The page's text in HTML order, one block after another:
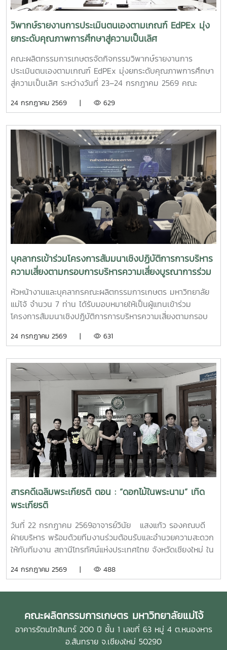
วิพากษ์รายงานการประเมินตนเองตามเกณฑ์ EdPEx มุ่ง
ยกระดับคุณภาพการศึกษาสู่ความเป็นเลิศ
คณะผลิตกรรมการเกษตรจัดกิจกรรมวิพากษ์รายงานการ
ประเมินตนเองตามเกณฑ์ EdPEx มุ่งยกระดับคุณภาพการศึกษา
สู่ความเป็นเลิศ ระหว่างวันที่ 23–24 กรกฎาคม 2569 คณะ
รายงานการประเมินตนเอง (Self Assessment Report : SAR)
(EdPEx) ประจำปีการศึกษา 2568 ณ ห้องประชุมเอื้องเสือแผ้ว
น้อย 2 ชั้น 2 อาคารเฉลิมพระเกียรติสมเด็จพระศรีนครินทร์ เพื่อ
เตรียมความพร้อมและพัฒนาคุณภาพรายงานการประเมินตนเอง
ให้มีความสมบูรณ์ สอดคล้องกับเกณฑ์ EdPEx ก่อนเข้าสู่
กระบวนการประเมิน การจัดกิจกรรมในครั้งนี้ได้รับเกียรติจาก
รองศาสตราจารย์ ดร.สมเกียรติ อินทสิงห์ และ ผู้ช่วย
ศาสตราจารย์ ดร.น้ำผึ้ง อินทะเนตร เป็นวิทยากร ให้ข้อเสนอแนะ
และร่วมวิพากษ์รายงานการประเมินตนเองอย่างเข้มข้น โดย
ถ่ายทอดแนวคิด แนวทาง และประสบการณ์ในการพัฒนารายงาน
ให้มีความครบถ้วน เชื่อมโยงกระบวนการดำเนินงานกับผลลัพธ์
ตามเกณฑ์ EdPEx อย่างเป็นระบบ โอกาสนี้ รองศาสตราจารย์
ดร.พุฒิสรรค์ เครือคำ คณบดีคณะผลิตกรรมการเกษตร พร้อม
ด้วยคณะผู้บริหาร และบุคลากรผู้รับผิดชอบในแต่ละหมวดเกณฑ์
ได้ร่วมแลกเปลี่ยนความคิดเห็น รับฟังข้อเสนอแนะ และปรับปรุง
เนื้อหารายงาน เพื่อสะท้อนศักยภาพและผลการดำเนินงานของ
คณะได้อย่างมีประสิทธิภาพ พร้อมนำข้อเสนอแนะไปพัฒนาการ
จะนำไปสู่การยกระดับคุณภาพการศึกษาและการบริหารจัดการ
24 กรกฎาคม 2569 | 629
บุคลากรเข้าร่วมโครงการสัมมนาเชิงปฏิบัติการการบริหาร
ความเสี่ยงตามกรอบการบริหารความเสี่ยงบูรณาการร่วม
กับกลยุทธ์และผลการปฏิบัติงานขององค์กรมหาวิทยาลัย
แม่โจ้ ประจำปีงบประมาณ 2569
หัวหน้างานและบุคลากรคณะผลิตกรรมการเกษตร มหาวิทยาลัย
แม่โจ้ จำนวน 7 ท่าน ได้รับมอบหมายให้เป็นผู้แทนเข้าร่วม
โครงการสัมมนาเชิงปฏิบัติการการบริหารความเสี่ยงตามกรอบ
งานขององค์กรมหาวิทยาลัยแม่โจ้ ประจำปีงบประมาณ 2569
รีสอร์ท จังหวัดเชียงใหม่การอบรมครั้งนี้ได้รับเกียรติจาก ดร.อวิ
รุทธ์ ฉัตรมาลาทอง ศูนย์บริหารความเสี่ยง จุฬาลงกรณ์
มหาวิทยาลัย เป็นวิทยากรถ่ายทอดองค์ความรู้ แนวคิด และแนว
ปฏิบัติด้านการบริหารความเสี่ยง เพื่อเสริมสร้างความเข้าใจในกา
รบูรณาการการบริหารความเสี่ยงเข้ากับกลยุทธ์และผลการปฏิบัติ
งานขององค์กร อันจะนำไปสู่การพัฒนาการบริหารจัดการของ
มหาวิทยาลัยให้มีประสิทธิภาพ โปร่งใส และพร้อมรับการ
เปลี่ยนแปลงในทุกมิติ
24 กรกฎาคม 2569 | 631
สารคดีเฉลิมพระเกียรติ ตอน : “ดอกไม้ในพระนาม” เทิด
พระเกียรติ
วันที่ 22 กรกฎาคม 2569อาจารย์วินัย แสงแก้ว รองคณบดี
ฝ่ายบริหาร พร้อมด้วยทีมงานร่วมต้อนรับและอำนวยความสะดวก
ให้กับทีมงาน สถานีโทรทัศน์แห่งประเทศไทย จังหวัดเชียงใหม่ ใน
พระนาม” เทิดพระเกียรติ สมเด็จพระพันปีหลวง สมเด็จพระนาง
ไพรพฤกษ์ อันเนื่องมาจากพระราชดำริ ในโอกาสเดียวกันนี้ได้รับ
เกียรติจากผู้ช่วยศาสตราจารย์ ดร.ประพันธ์ โอสถาพันธุ์ อดีต
คณบดีคณะผลิตกรรมการเกษตรได้ให้ข้อมูลเกี่ยวกับประวัติความ
เป็นมา และรายละเอียดต่างๆ เกี่ยวกับโครงการคืนชีวิตกล้วยไม้
24 กรกฎาคม 2569 | 488
คณะผลิตกรรมการเกษตร มหาวิทยาลัยแม่โจ้
อาคารรัตนโกสินทร์ 200 ปี ชั้น 1 เลขที่ 63 หมู่ 4 ต.หนองหาร
อ.สันทราย จ.เชียงใหม่ 50290